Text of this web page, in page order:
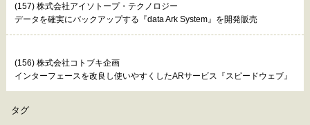
(157) 株式会社アイソトープ・テクノロジー
データを確実にバックアップする『data Ark System』を開発販売
(156) 株式会社コトブキ企画
インターフェースを改良し使いやすくしたARサービス『スピードウェブ』
タグ